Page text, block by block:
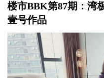
楼市BBK第87期：湾
壹号作品